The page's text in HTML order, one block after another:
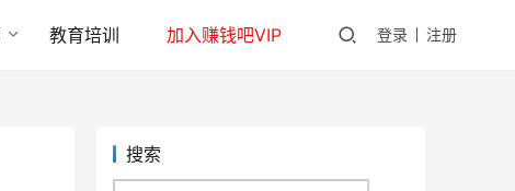
教育培训 加入赚钱吧VIP 登录 注册
搜索